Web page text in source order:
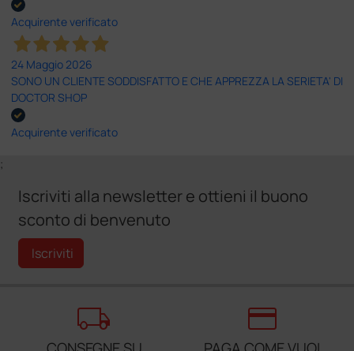
Acquirente verificato
24 Maggio 2026
SONO UN CLIENTE SODDISFATTO E CHE APPREZZA LA SERIETA' DI
DOCTOR SHOP
Acquirente verificato
;
Iscriviti alla newsletter e ottieni il buono
sconto di benvenuto
Iscriviti
local_shipping credit_card